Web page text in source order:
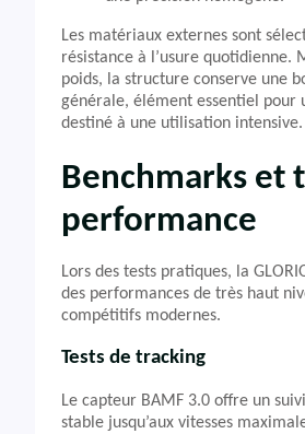
Les matériaux externes sont
résistance à l’usure quotidienne.
poids, la structure conserve une
générale, élément essentiel pour
destiné à une utilisation intensive.
Benchmarks et
performance
Lors des tests pratiques, la
des performances de très haut
compétitifs modernes.
Tests de tracking
Le capteur BAMF 3.0 offre un
stable jusqu’aux vitesses